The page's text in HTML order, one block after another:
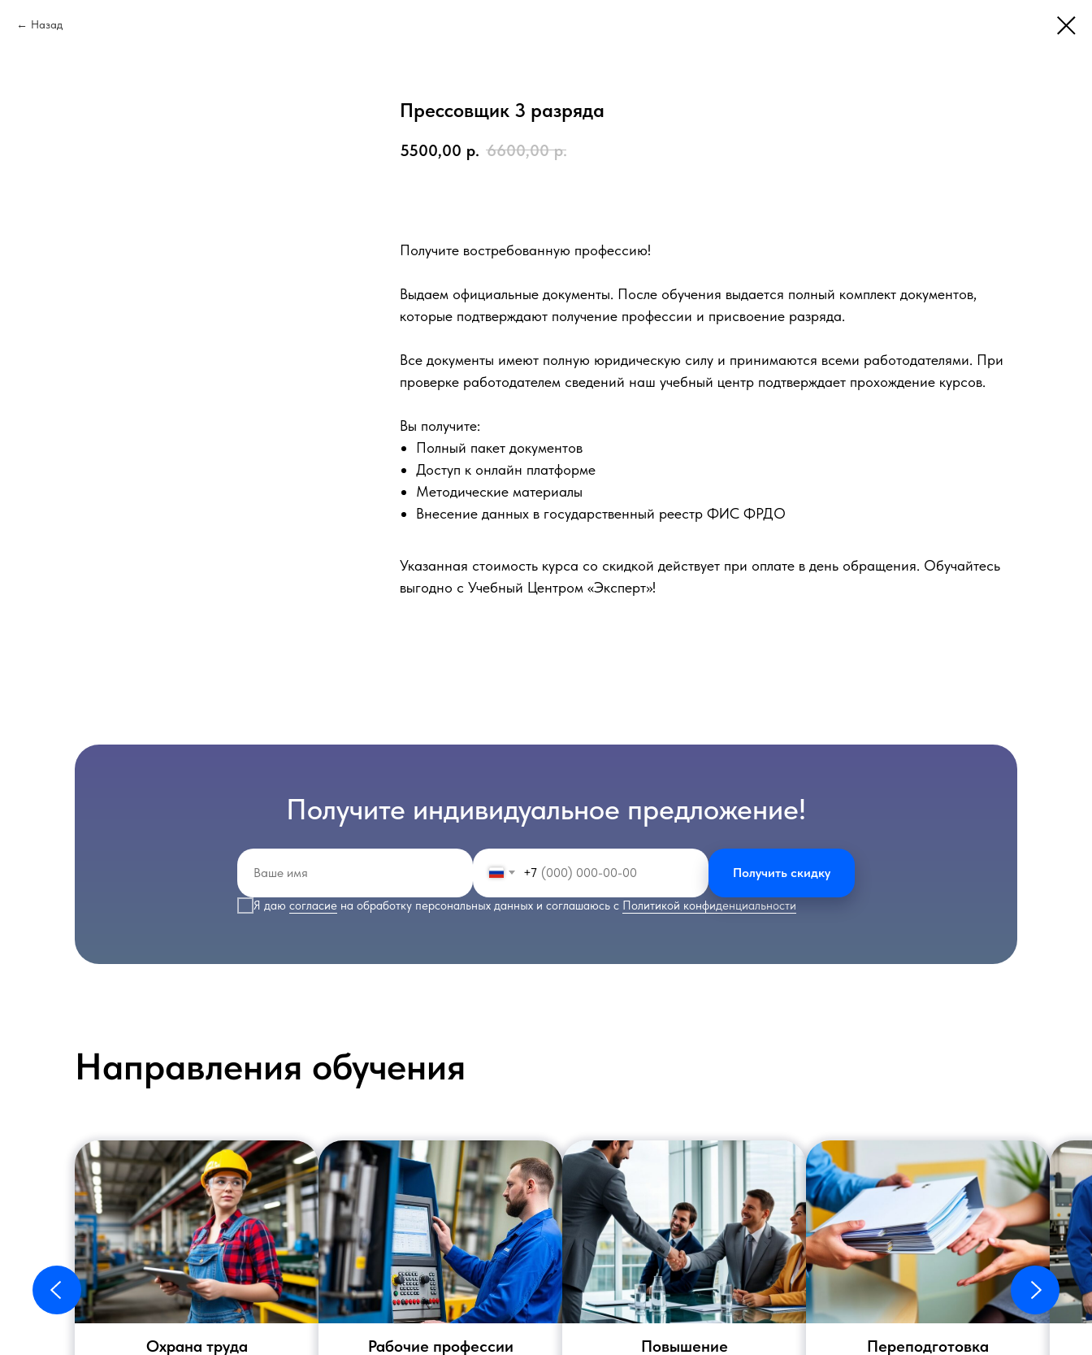
Назад
Прессовщик 3 разряда
5500,00 р. 6600,00 р.
Получите востребованную профессию!
Выдаем официальные документы. После обучения выдается полный комплект документов,
которые подтверждают получение профессии и присвоение разряда.
Все документы имеют полную юридическую силу и принимаются всеми работодателями. При
проверке работодателем сведений наш учебный центр подтверждает прохождение курсов.
Вы получите:
Полный пакет документов
Доступ к онлайн платформе
Методические материалы
Внесение данных в государственный реестр ФИС ФРДО
Указанная стоимость курса со скидкой действует при оплате в день обращения. Обучайтесь
выгодно с Учебный Центром «Эксперт»!
Получите индивидуальное предложение!
+7
Я даю согласие на обработку персональных данных и соглашаюсь с Политикой конфиденциальности
Получить скидку
Направления обучения
Охрана труда Рабочие профессии
Повышение
Переподготовка